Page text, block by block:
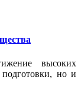
высоких
подготовки, но и